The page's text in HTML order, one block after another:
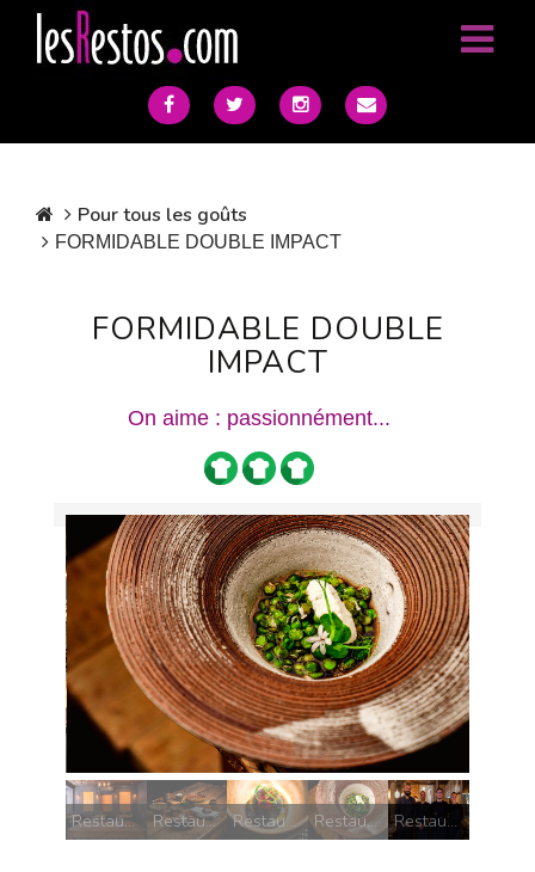
Pour tous les goûts
FORMIDABLE DOUBLE IMPACT
FORMIDABLE DOUBLE
IMPACT
On aime : passionnément...
Restaurant Double Impact
Restaurant Double Impact
Restaurant Double Impact
Restaurant Double Impact
Restaurant Double Impact
Restaurant Double Impact la salle